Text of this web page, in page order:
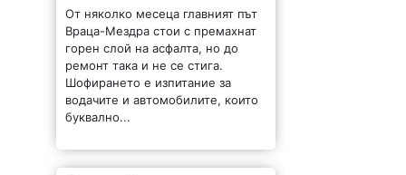
От няколко месеца главният път
Враца-Мездра стои с премахнат
горен слой на асфалта, но до
ремонт така и не се стига.
Шофирането е изпитание за
водачите и автомобилите, които
буквално...